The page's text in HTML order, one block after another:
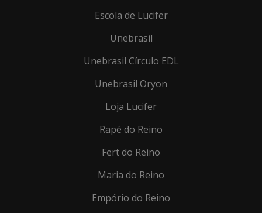
Escola de Lucifer
Unebrasil
Unebrasil Círculo EDL
Unebrasil Oryon
Loja Lucifer
Rapé do Reino
Fert do Reino
Maria do Reino
Empório do Reino